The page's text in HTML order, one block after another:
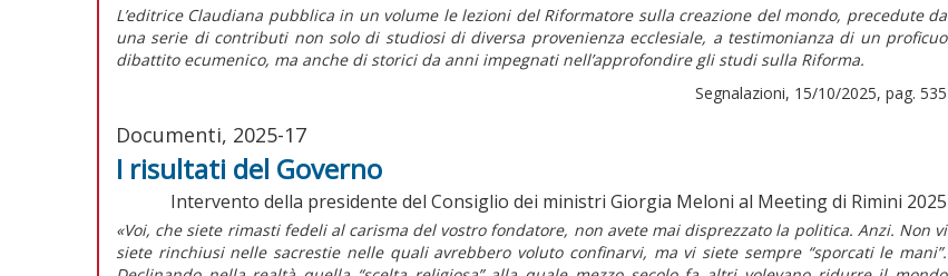
L’editrice Claudiana pubblica in un volume le lezioni del Riformatore sulla creazione del mondo, precedute da
una serie di contributi non solo di studiosi di diversa provenienza ecclesiale, a testimonianza di un proficuo
dibattito ecumenico, ma anche di storici da anni impegnati nell’approfondire gli studi sulla Riforma.
Segnalazioni, 15/10/2025, pag. 535
Documenti, 2025-17
I risultati del Governo
Intervento della presidente del Consiglio dei ministri Giorgia Meloni al Meeting di Rimini 2025
«Voi, che siete rimasti fedeli al carisma del vostro fondatore, non avete mai disprezzato la politica. Anzi. Non vi
siete rinchiusi nelle sacrestie nelle quali avrebbero voluto confinarvi, ma vi siete sempre “sporcati le mani”.